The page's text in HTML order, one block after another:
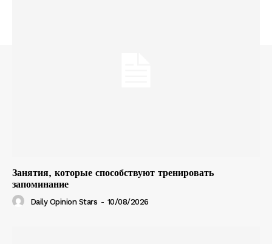
Занятия, которые способствуют тренировать
запоминание
Daily Opinion Stars - 10/08/2026